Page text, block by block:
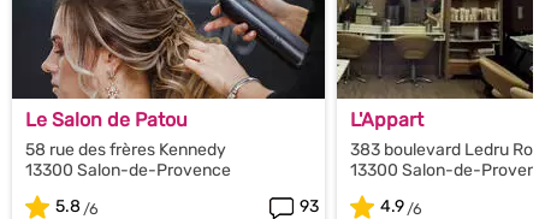
Le Salon de Patou
58 rue des frères Kennedy
13300 Salon-de-Provence
5.8
93
L'Appart
383 boulevard Ledru
13300 Salon-de-
4.9